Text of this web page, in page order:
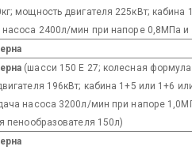
мощность двигателя 225кВт; кабина
2400л/мин при напоре 0,8МПа
(шасси 150 E 27; колесная
196кВт; кабина 1+5 или 1+6
насоса 3200л/мин при напоре
пенообразователя 150л)